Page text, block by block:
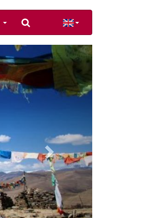
Next